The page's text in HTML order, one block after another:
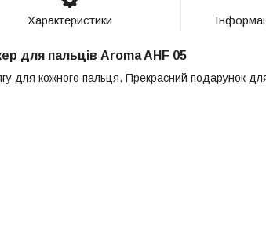
Характеристики
для пальців Aroma AHF 05
для кожного пальця. Прекрасний подарунок для